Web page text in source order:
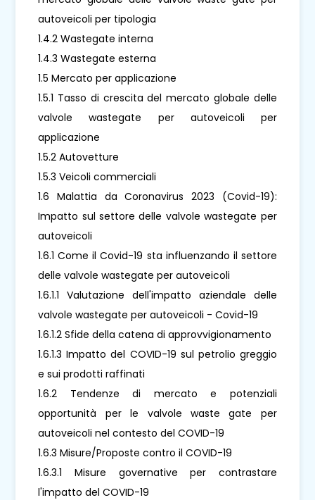
autoveicoli per tipologia
1.4.2 Wastegate interna
1.4.3 Wastegate esterna
1.5 Mercato per applicazione
1.5.1 Tasso di crescita del mercato globale delle
valvole wastegate per autoveicoli per
applicazione
1.5.2 Autovetture
1.5.3 Veicoli commerciali
1.6 Malattia da Coronavirus 2023 (Covid-19):
Impatto sul settore delle valvole wastegate per
autoveicoli
1.6.1 Come il Covid-19 sta influenzando il settore
delle valvole wastegate per autoveicoli
1.6.1.1 Valutazione dell'impatto aziendale delle
valvole wastegate per autoveicoli - Covid-19
1.6.1.2 Sfide della catena di approvvigionamento
1.6.1.3 Impatto del COVID-19 sul petrolio greggio
e sui prodotti raffinati
1.6.2 Tendenze di mercato e potenziali
opportunità per le valvole waste gate per
autoveicoli nel contesto del COVID-19
1.6.3 Misure/Proposte contro il COVID-19
1.6.3.1 Misure governative per contrastare
l'impatto del COVID-19